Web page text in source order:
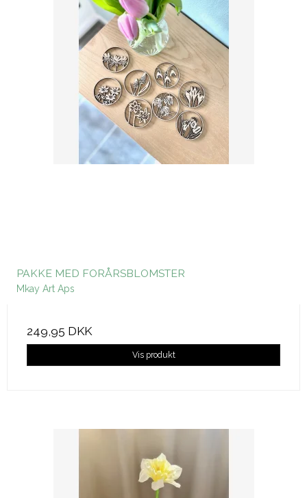
PAKKE MED FORÅRSBLOMSTER
Mkay Art Aps
249,95 DKK
Vis produkt